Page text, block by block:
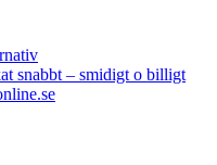
De
olika
alternativen
Den
här
produkten